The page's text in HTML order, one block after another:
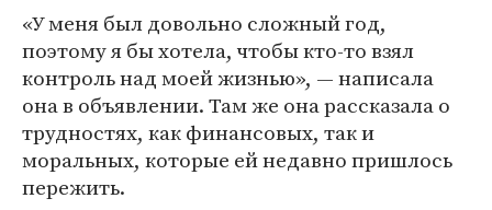
«У меня был довольно сложный год,
поэтому я бы хотела, чтобы кто-то взял
контроль над моей жизнью», — написала
она в объявлении. Там же она рассказала о
трудностях, как финансовых, так и
моральных, которые ей недавно пришлось
пережить.